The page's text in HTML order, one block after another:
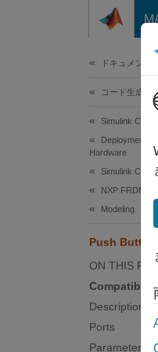
コンテンツへスキップ
ドキュメンテ
コード生成
Simulink Coder
Deployment,
Hardware
Simulink
NXP FRDM-
Modeling
Push Button
ON THIS
Description
Ports
Parameters